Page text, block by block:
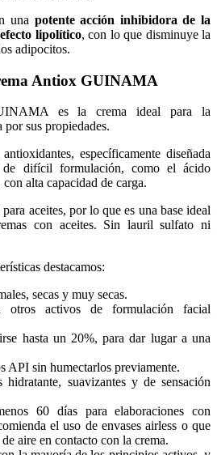
una potente acción inhibidora de la
lipolítico, con lo que disminuye la
adipocitos.
Antiox GUINAMA
es la crema ideal para la
sus propiedades.
específicamente diseñada
difícil formulación, como el ácido
alta capacidad de carga.
aceites, por lo que es una base ideal
con aceites. Sin lauril sulfato ni
destacamos:
secas y muy secas.
otros activos de formulación facial
hasta un 20%, para dar lugar a una
API sin humectarlos previamente.
hidratante, suavizantes y de sensación
60 días para elaboraciones con
el uso de envases airless o que
aire en contacto con la crema.